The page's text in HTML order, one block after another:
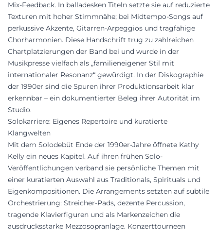
Mix-Feedback. In balladesken Titeln setzte sie auf reduzierte
Texturen mit hoher Stimmnähe; bei Midtempo-Songs auf
perkussive Akzente, Gitarren-Arpeggios und tragfähige
Chorharmonien. Diese Handschrift trug zu zahlreichen
Chartplatzierungen der Band bei und wurde in der
Musikpresse vielfach als „familieneigener Stil mit
internationaler Resonanz“ gewürdigt. In der Diskographie
der 1990er sind die Spuren ihrer Produktionsarbeit klar
erkennbar – ein dokumentierter Beleg ihrer Autorität im
Studio.
Solokarriere: Eigenes Repertoire und kuratierte
Klangwelten
Mit dem Solodebüt Ende der 1990er-Jahre öffnete Kathy
Kelly ein neues Kapitel. Auf ihren frühen Solo-
Veröffentlichungen verband sie persönliche Themen mit
einer kuratierten Auswahl aus Traditionals, Spirituals und
Eigenkompositionen. Die Arrangements setzten auf subtile
Orchestrierung: Streicher-Pads, dezente Percussion,
tragende Klavierfiguren und als Markenzeichen die
ausdrucksstarke Mezzosopranlage. Konzerttourneen